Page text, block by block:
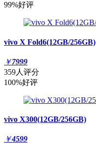
99%好评
vivo X Fold6(12GB/256GB)
￥7999
359人评分
100%好评
vivo X300(12GB/256GB)
￥4599